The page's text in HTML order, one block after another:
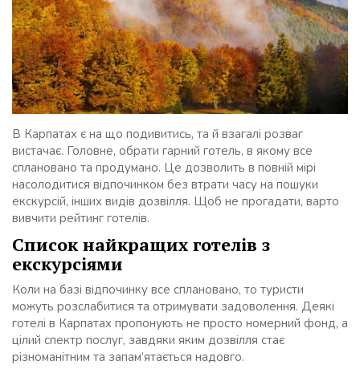
В Карпатах є на що подивитись, та й взагалі розваг
вистачає. Головне, обрати гарний готель, в якому все
сплановано та продумано. Це дозволить в повній мірі
насолодитися відпочинком без втрати часу на пошуки
екскурсій, інших видів дозвілля. Щоб не прогадати, варто
вивчити рейтинг готелів.
Список найкращих готелів з
екскурсіями
Коли на базі відпочинку все сплановано, то туристи
можуть розслабитися та отримувати задоволення. Деякі
готелі в Карпатах пропонують не просто номерний фонд, а
цілий спектр послуг, завдяки яким дозвілля стає
різноманітним та запам’ятається надовго.